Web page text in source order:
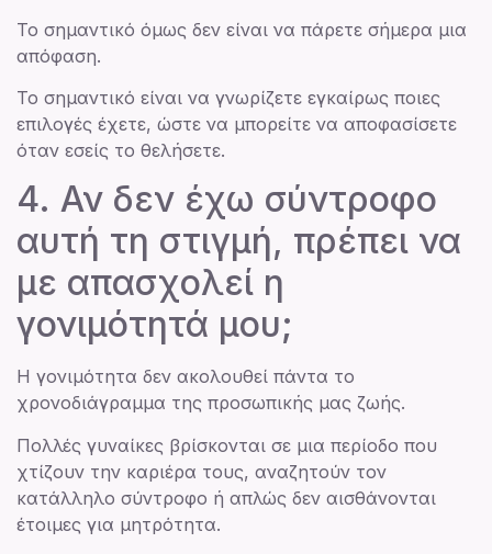
Το σημαντικό όμως δεν είναι να πάρετε σήμερα μια
απόφαση.
Το σημαντικό είναι να γνωρίζετε εγκαίρως ποιες
επιλογές έχετε, ώστε να μπορείτε να αποφασίσετε
όταν εσείς το θελήσετε.
4. Αν δεν έχω σύντροφο
αυτή τη στιγμή, πρέπει να
με απασχολεί η
γονιμότητά μου;
Η γονιμότητα δεν ακολουθεί πάντα το
χρονοδιάγραμμα της προσωπικής μας ζωής.
Πολλές γυναίκες βρίσκονται σε μια περίοδο που
χτίζουν την καριέρα τους, αναζητούν τον
κατάλληλο σύντροφο ή απλώς δεν αισθάνονται
έτοιμες για μητρότητα.